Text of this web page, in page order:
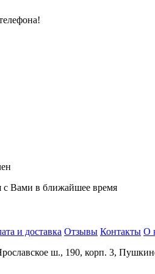
Вами в ближайшее время
и доставка Отзывы Контакты О
ш., 190, корп. 3,